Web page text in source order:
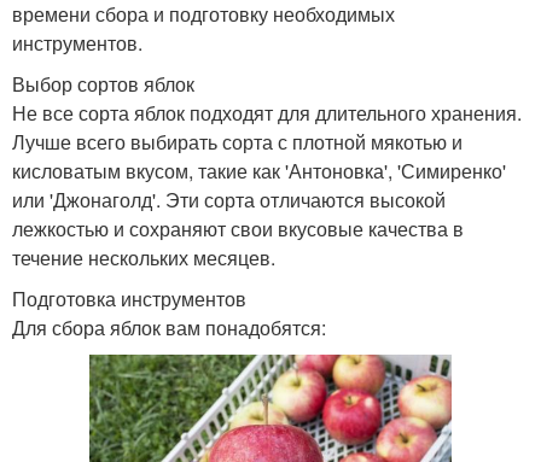
времени сбора и подготовку необходимых
инструментов.
Выбор сортов яблок
Не все сорта яблок подходят для длительного хранения.
Лучше всего выбирать сорта с плотной мякотью и
кисловатым вкусом, такие как 'Антоновка', 'Симиренко'
или 'Джонаголд'. Эти сорта отличаются высокой
лежкостью и сохраняют свои вкусовые качества в
течение нескольких месяцев.
Подготовка инструментов
Для сбора яблок вам понадобятся: